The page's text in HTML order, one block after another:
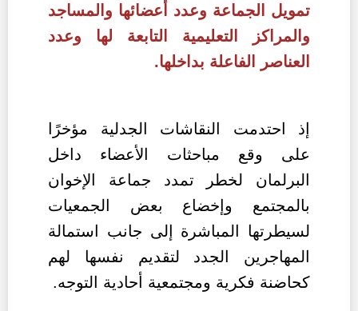
تمويل الجماعة وعدد أعضائها والمساجد
والمراكز التعليمية التابعة لها وعدد
العناصر الفاعلة بداخلها.
إذ احتدمت النقاشات الجدلية مؤخرًا
على وقع مباحثات الأعضاء داخل
البرلمان لخطر تمدد جماعة الإخوان
بالمجتمع وإخضاع بعض الجمعيات
لسيطرتها المباشرة إلى جانب استمالة
المهاجرين الجدد لتقديم نفسها لهم
كحاضنة فكرية ومجتمعية أحادية التوجه.